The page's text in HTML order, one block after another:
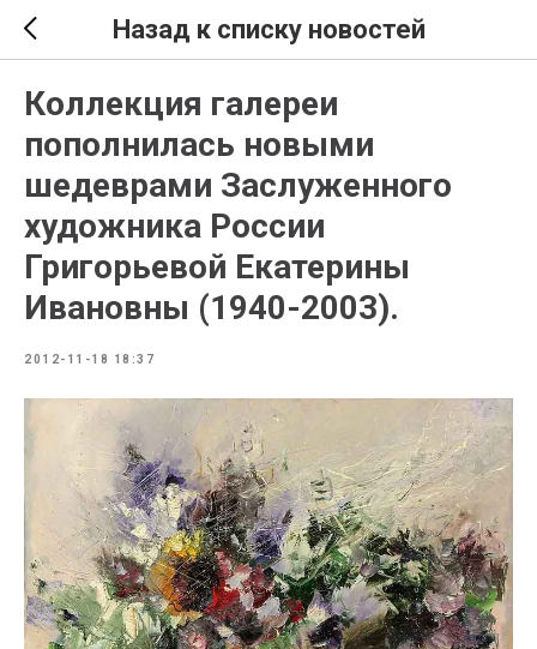
Назад к списку новостей
Коллекция галереи
пополнилась новыми
шедеврами Заслуженного
художника России
Григорьевой Екатерины
Ивановны (1940-2003).
2012-11-18 18:37